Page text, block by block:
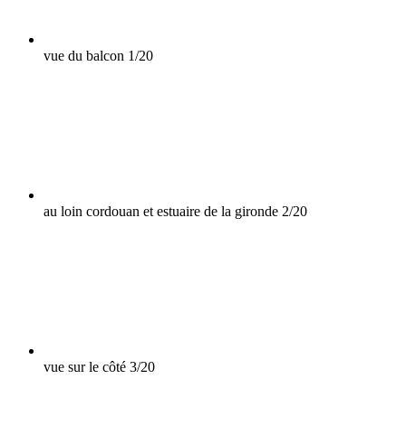
vue du balcon 1/20
au loin cordouan et estuaire de la gironde 2/20
vue sur le côté 3/20